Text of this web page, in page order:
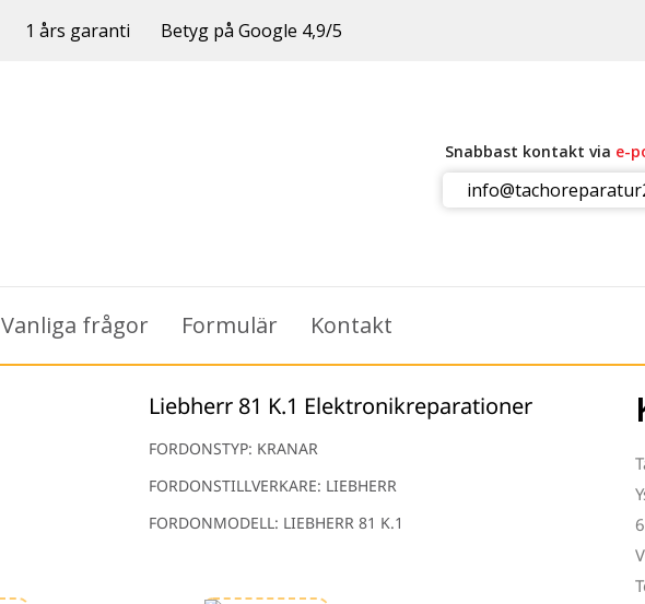
1 års garanti Betyg på Google 4,9/5
Snabbast kontakt via e-
Vanliga frågor Formulär Kontakt
Liebherr 81 K.1 Elektronikreparationer
FORDONSTYP: KRANAR
FORDONSTILLVERKARE: LIEBHERR
FORDONMODELL: LIEBHERR 81 K.1